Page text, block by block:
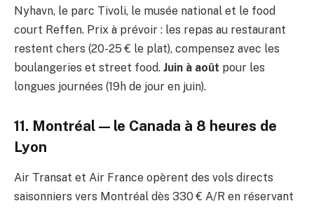
Nyhavn, le parc Tivoli, le musée national et le food
court Reffen. Prix à prévoir : les repas au restaurant
restent chers (20-25 € le plat), compensez avec les
boulangeries et street food. Juin à août pour les
longues journées (19h de jour en juin).
11. Montréal — le Canada à 8 heures de
Lyon
Air Transat et Air France opèrent des vols directs
saisonniers vers Montréal dès 330 € A/R en réservant